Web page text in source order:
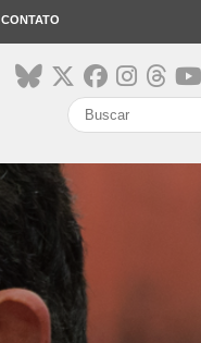
CONTATO